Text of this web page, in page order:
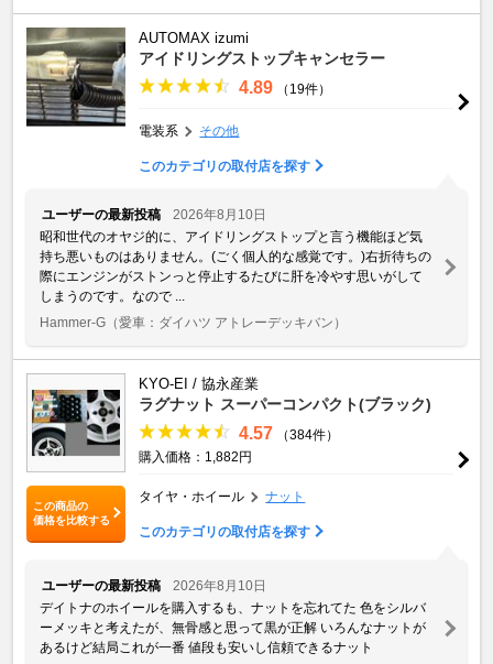
AUTOMAX izumi
アイドリングストップキャンセラー
4.89 （19件）
電装系 その他
このカテゴリの取付店を探す
ユーザーの最新投稿
2026年8月10日
昭和世代のオヤジ的に、アイドリングストップと言う機能ほど気
持ち悪いものはありません。(ごく個人的な感覚です。)右折待ちの
際にエンジンがストンっと停止するたびに肝を冷やす思いがして
しまうのです。なので ...
Hammer-G （愛車：ダイハツ アトレーデッキバン）
この商品の
価格を比較する
KYO-EI / 協永産業
ラグナット スーパーコンパクト(ブラック)
4.57
（384件）
購入価格：1,882円
タイヤ・ホイール ナット
このカテゴリの取付店を探す
ユーザーの最新投稿
2026年8月10日
デイトナのホイールを購入するも、ナットを忘れてた 色をシルバ
ーメッキと考えたが、無骨感と思って黒が正解 いろんなナットが
あるけど結局これが一番 値段も安いし信頼できるナット